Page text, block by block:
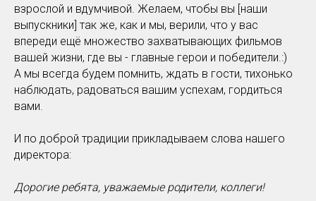
взрослой и вдумчивой. Желаем, чтобы вы [наши
выпускники] так же, как и мы, верили, что у вас
впереди ещё множество захватывающих фильмов
вашей жизни, где вы - главные герои и победители.:)
А мы всегда будем помнить, ждать в гости, тихонько
наблюдать, радоваться вашим успехам, гордиться
вами.
И по доброй традиции прикладываем слова нашего
директора:
Дорогие ребята, уважаемые родители, коллеги!